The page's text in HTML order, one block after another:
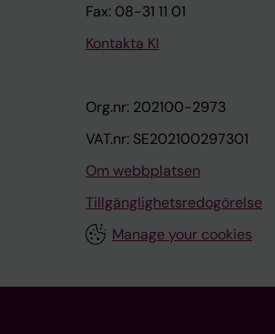
Fax: 08-31 11 01
Kontakta KI
Org.nr: 202100-2973
VAT.nr: SE202100297301
Om webbplatsen
Tillgänglighetsredogörelse
Manage your cookies